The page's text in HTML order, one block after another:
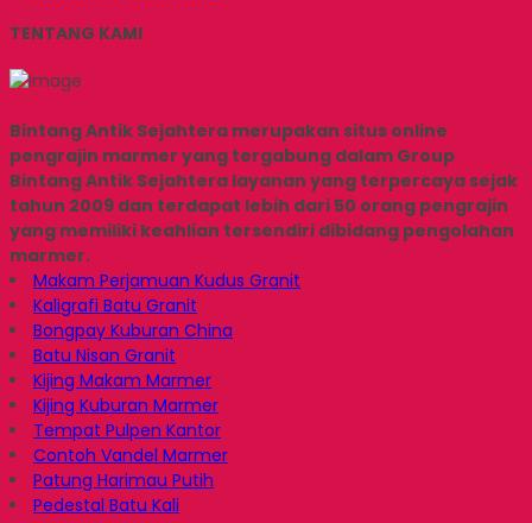
TENTANG KAMI
Bintang Antik Sejahtera merupakan situs online
pengrajin marmer yang tergabung dalam Group
Bintang Antik Sejahtera layanan yang terpercaya sejak
tahun 2009 dan terdapat lebih dari 50 orang pengrajin
yang memiliki keahlian tersendiri dibidang pengolahan
marmer.
Makam Perjamuan Kudus Granit
Kaligrafi Batu Granit
Bongpay Kuburan China
Batu Nisan Granit
Kijing Makam Marmer
Kijing Kuburan Marmer
Tempat Pulpen Kantor
Contoh Vandel Marmer
Patung Harimau Putih
Pedestal Batu Kali